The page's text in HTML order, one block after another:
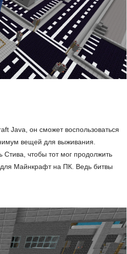
Java, он сможет воспользоваться
вещей для выживания.
Стива, чтобы тот мог продолжить
Майнкрафт на ПК. Ведь битвы